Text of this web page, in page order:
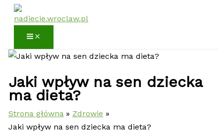
Przejdź
Jaki wpływ na sen dziecka
ma dieta?
Strona główna
Zdrowie
Jaki wpływ na sen dziecka ma dieta?